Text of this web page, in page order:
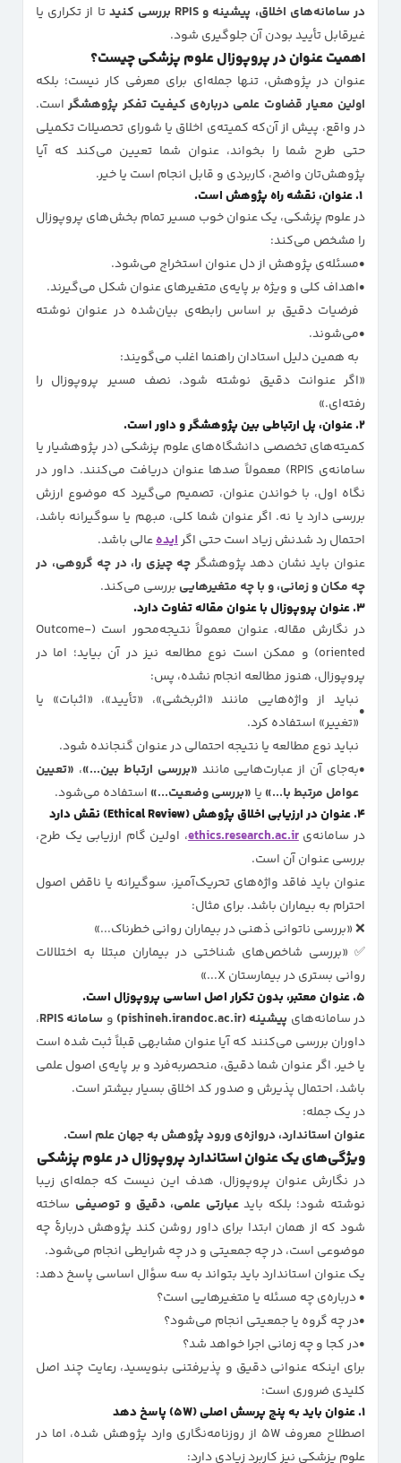
در سامانه‌های اخلاق، پیشینه و RPIS بررسی کنید
تا از تکراری یا
غیرقابل تأیید بودن آن جلوگیری شود.
اهمیت عنوان در پروپوزال علوم پزشکی چیست؟
عنوان در پژوهش، تنها جمله‌ای برای معرفی کار نیست؛ بلکه
اولین معیار قضاوت علمی درباره‌ی کیفیت تفکر پژوهشگراست.
در واقع، پیش از آن‌که کمیته‌ی اخلاق یا شورای تحصیلات تکمیلی
حتی طرح شما را بخواند، عنوان شما تعیین می‌کند که آیا
پژوهش‌تان واضح، کاربردی و قابل انجام است یا خیر.
در علوم پزشکی، یک عنوان خوب مسیر تمام بخش‌های پروپوزال
را مشخص می‌کند:
مسئله‌ی پژوهش از دل عنوان استخراج می‌شود.
اهداف کلی و ویژه بر پایه‌ی متغیرهای عنوان شکل می‌گیرند.
فرضیات دقیق بر اساس رابطه‌ی بیان‌شده در عنوان نوشته
می‌شوند.
به همین دلیل استادان راهنما اغلب می‌گویند:
«اگر عنوانت دقیق نوشته شود، نصف مسیر پروپوزال را
رفته‌ای.»
۲. عنوان، پل ارتباطی بین پژوهشگر و داور است.
کمیته‌های تخصصی دانشگاه‌های علوم پزشکی (در پژوهشیار یا
سامانه‌ی RPIS) معمولاً صدها عنوان دریافت می‌کنند. داور در
نگاه اول، با خواندن عنوان، تصمیم می‌گیرد که موضوع ارزش
بررسی دارد یا نه. اگر عنوان شما کلی، مبهم یا سوگیرانه باشد،
احتمال رد شدنش زیاد است حتی اگرایدهعالی باشد.
عنوان باید نشان دهد پژوهشگر چه چیزی را، در چه گروهی، در
چه مکان و زمانی، و با چه متغیرهایی بررسی می‌کند.
۳. عنوان پروپوزال با عنوان مقاله تفاوت دارد.
در نگارش مقاله، عنوان معمولاً نتیجه‌محور است (Outcome-
oriented) و ممکن است نوع مطالعه نیز در آن بیاید؛ اما در
پروپوزال، هنوز مطالعه انجام نشده، پس:
نباید از واژه‌هایی مانند «اثربخشی»، «تأیید»، «اثبات» یا
«تغییر» استفاده کرد.
نباید نوع مطالعه یا نتیجه احتمالی در عنوان گنجانده شود.
به‌جای آن از عبارت‌هایی مانند «بررسی ارتباط بین...»، «تعیین
عوامل مرتبط با...» یا «بررسی وضعیت...» استفاده می‌شود.
۴. عنوان در ارزیابی اخلاق پژوهش (Ethical Review) نقش دارد
در سامانه‌یethics.research.ac.ir، اولین گام ارزیابی یک طرح،
بررسی عنوان آن است.
عنوان باید فاقد واژه‌های تحریک‌آمیز، سوگیرانه یا ناقض اصول
احترام به بیماران باشد. برای مثال:
❌ «بررسی ناتوانی ذهنی در بیماران روانی خطرناک...»
✅ «بررسی شاخص‌های شناختی در بیماران مبتلا به اختلالات
روانی بستری در بیمارستان X...»
۵. عنوان معتبر، بدون تکرار اصل اساسی پروپوزال است.
در سامانه‌های پیشینه (pishineh.irandoc.ac.ir) و سامانه RPIS
،
داوران بررسی می‌کنند که آیا عنوان مشابهی قبلاً ثبت شده است
یا خیر. اگر عنوان شما دقیق، منحصر‌به‌فرد و بر پایه‌ی اصول علمی
باشد، احتمال پذیرش و صدور کد اخلاق بسیار بیشتر است.
در یک جمله:
عنوان استاندارد، دروازه‌ی ورود پژوهش به جهان علم است.
ویژگی‌های یک عنوان استاندارد پروپوزال در علوم پزشکی
در نگارش عنوان پروپوزال، هدف این نیست که جمله‌ای زیبا
نوشته شود؛ بلکه بایدعبارتی علمی، دقیق و توصیفی ساخته
شود که از همان ابتدا برای داور روشن کند پژوهش دربارۀ چه
موضوعی است، در چه جمعیتی و در چه شرایطی انجام می‌شود.
یک عنوان استاندارد باید بتواند به سه سؤال اساسی پاسخ دهد:
درباره‌ی چه مسئله یا متغیرهایی است؟
در چه گروه یا جمعیتی انجام می‌شود؟
در کجا و چه زمانی اجرا خواهد شد؟
برای اینکه عنوانی دقیق و پذیرفتنی بنویسید، رعایت چند اصل
کلیدی ضروری است:
۱. عنوان باید به پنج پرسش اصلی (۵W) پاسخ دهد
اصطلاح معروف ۵W از روزنامه‌نگاری وارد پژوهش شده، اما در
علوم پزشکی نیز کاربرد زیادی دارد: